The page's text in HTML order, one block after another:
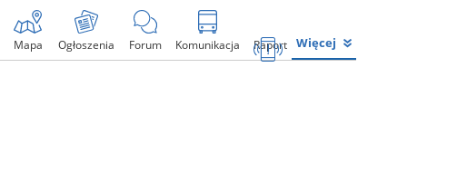
Mapa Ogłoszenia Forum Komunikacja Raport Więcej